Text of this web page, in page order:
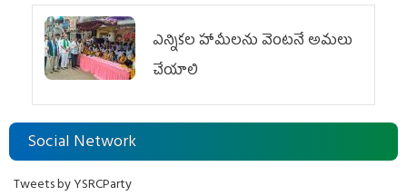
ఎన్నికల హామీలను వెంటనే అమలు
చేయాలి
Social Network
Tweets by YSRCParty